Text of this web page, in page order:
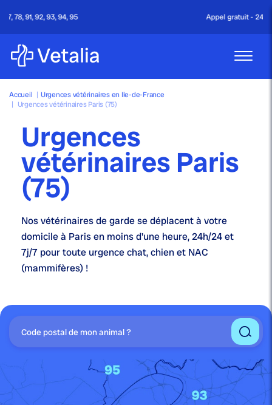
Appel gratuit - 24h/24 & 7j/7
Accueil | Urgences vétérinaires en Ile-de-France
| Urgences vétérinaires Paris (75)
Urgences
vétérinaires Paris
(75)
Nosvétérinaires de gardese déplacent à votre
domicile à Paris en moins d'une heure,24h/24 et
7j/7 pour toute urgence chat, chien et NAC
(mammifères) !